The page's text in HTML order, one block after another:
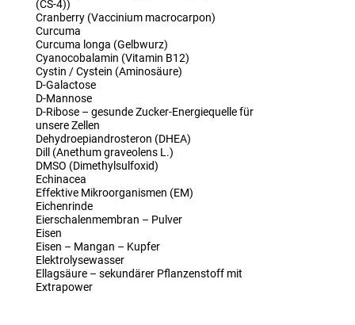
(CS-4))
Cranberry (Vaccinium macrocarpon)
Curcuma
Curcuma longa (Gelbwurz)
Cyanocobalamin (Vitamin B12)
Cystin / Cystein (Aminosäure)
D-Galactose
D-Mannose
D-Ribose – gesunde Zucker-Energiequelle für
unsere Zellen
Dehydroepiandrosteron (DHEA)
Dill (Anethum graveolens L.)
DMSO (Dimethylsulfoxid)
Echinacea
Effektive Mikroorganismen (EM)
Eichenrinde
Eierschalenmembran – Pulver
Eisen
Eisen – Mangan – Kupfer
Elektrolysewasser
Ellagsäure – sekundärer Pflanzenstoff mit
Extrapower